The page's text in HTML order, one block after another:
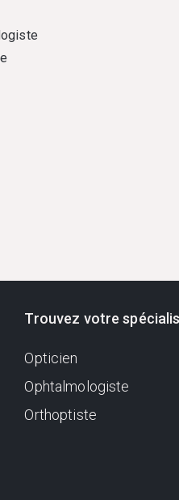
Trouvez votre
Opticien
Ophtalmologiste
Orthoptiste